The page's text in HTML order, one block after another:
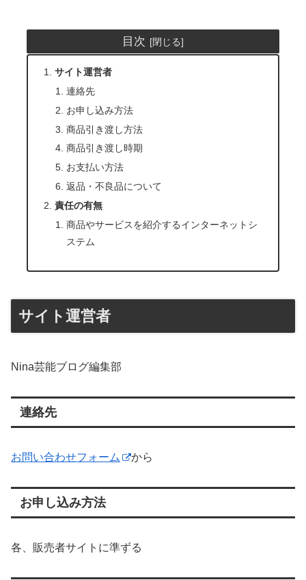
目次
サイト運営者
連絡先
お申し込み方法
商品引き渡し方法
商品引き渡し時期
お支払い方法
返品・不良品について
責任の有無
商品やサービスを紹介するインターネットシ
ステム
サイト運営者
Nina芸能ブログ編集部
連絡先
お問い合わせフォーム から
お申し込み方法
各、販売者サイトに準ずる